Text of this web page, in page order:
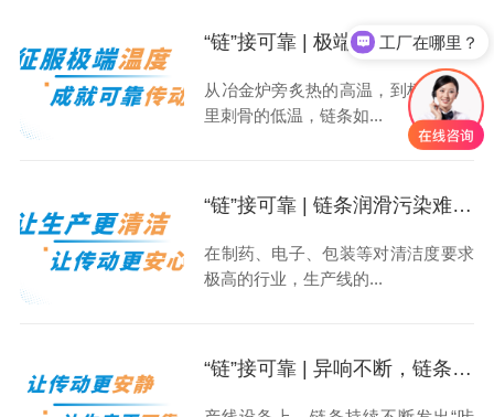
“链”接可靠 | 极端温度，您的链条是否还能抗住？
从冶金炉旁炙热的高温，到极寒地区
里刺骨的低温，链条如...
“链”接可靠 | 链条润滑污染难题，如何“一站式”解决？
在制药、电子、包装等对清洁度要求
极高的行业，生产线的...
“链”接可靠 | 异响不断，链条“嗓音”为何如此恼人？
工厂在哪里？